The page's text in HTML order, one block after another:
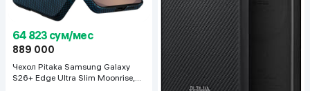
64 823 сум/мес
889 000
Чехол Pitaka Samsung Galaxy
S26+ Edge Ultra Slim Moonrise,